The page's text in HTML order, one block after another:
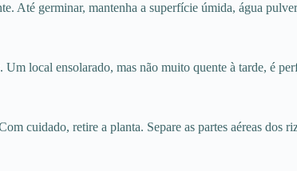
Até germinar, mantenha a superfície úmida, água
local ensolarado, mas não muito quente à tarde, é
cuidado, retire a planta. Separe as partes aéreas dos